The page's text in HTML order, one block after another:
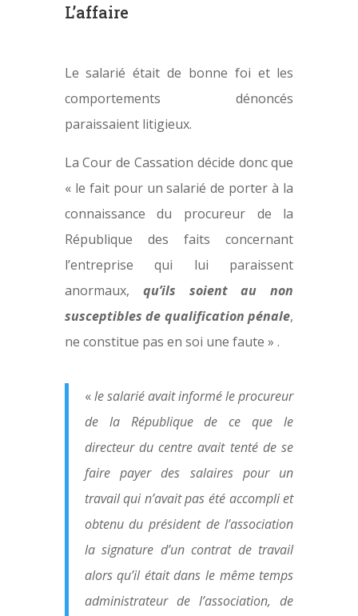
L’affaire
Le salarié était de bonne foi et les
comportements dénoncés
paraissaient litigieux.
La Cour de Cassation décide donc que
« le fait pour un salarié de porter à la
connaissance du procureur de la
République des faits concernant
l’entreprise qui lui paraissent
anormaux, qu’ils soient au non
susceptibles de qualification pénale,
ne constitue pas en soi une faute » .
«le salarié avait informé le procureur
de la République de ce que le
directeur du centre avait tenté de se
faire payer des salaires pour un
travail qui n’avait pas été accompli et
obtenu du président de l’association
la signature d’un contrat de travail
alors qu’il était dans le même temps
administrateur de l’association, de